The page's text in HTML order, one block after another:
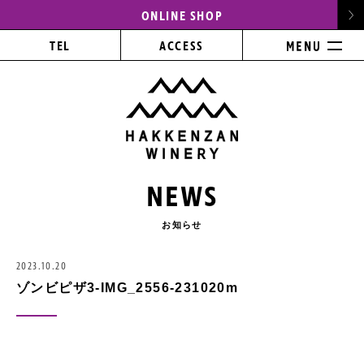
ONLINE SHOP
TEL ACCESS
NEWS
お知らせ
2023.10.20
ゾンビピザ3-IMG_2556-231020m